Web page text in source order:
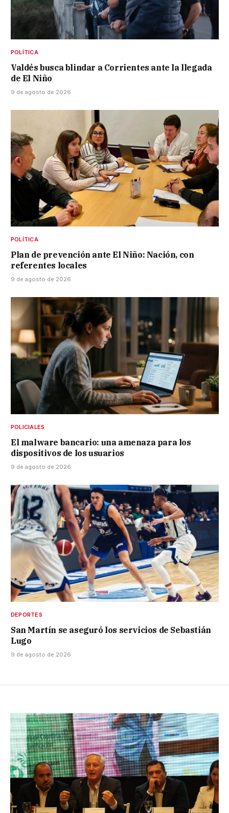
POLÍTICA
Valdés busca blindar a Corrientes ante la llegada
de El Niño
9 de agosto de 2026
POLÍTICA
Plan de prevención ante El Niño: Nación, con
referentes locales
9 de agosto de 2026
POLICIALES
El malware bancario: una amenaza para los
dispositivos de los usuarios
9 de agosto de 2026
DEPORTES
San Martín se aseguró los servicios de Sebastián
Lugo
9 de agosto de 2026